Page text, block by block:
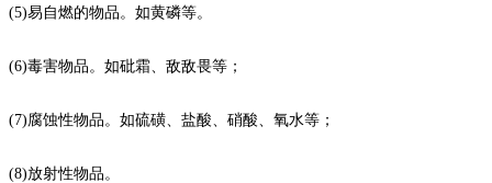
(5)易自燃的物品。如黄磷等。
(6)毒害物品。如砒霜、敌敌畏等；
(7)腐蚀性物品。如硫磺、盐酸、硝酸、氧水等；
(8)放射性物品。